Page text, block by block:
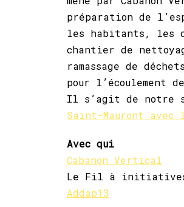
préparation de
les habitants, les
chantier de
ramassage de
pour l’écoulement
Il s’agit de notre
Saint-Mauront avec
Avec qui
Cabanon Vertical
Le Fil à
Addap13